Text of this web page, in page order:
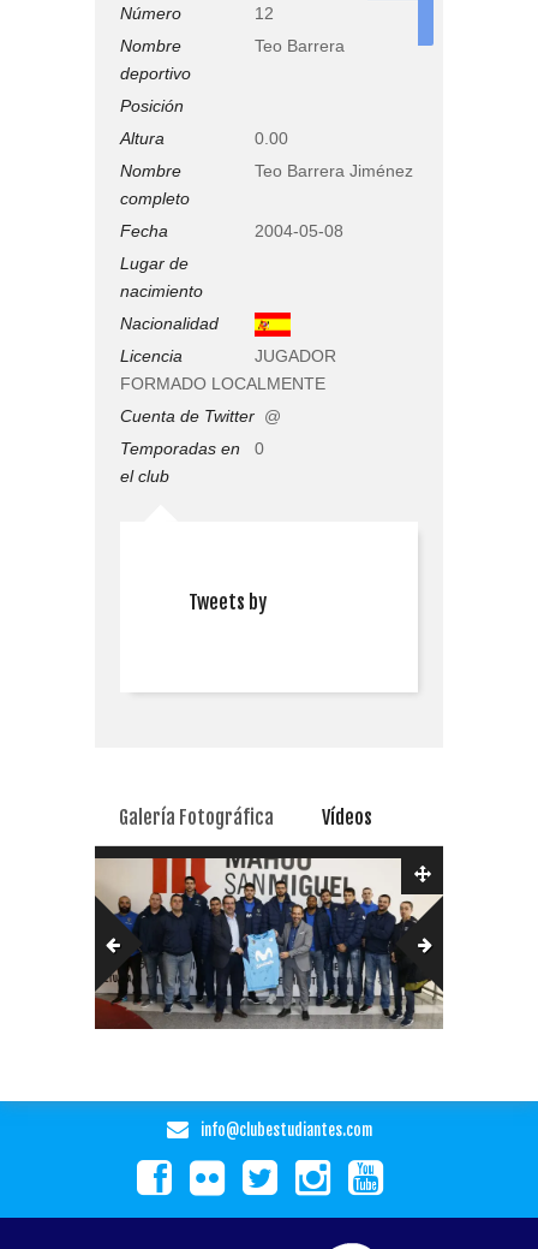
Número
12
Nombre
deportivo
Teo Barrera
Posición
Altura
0.00
Nombre
completo
Teo Barrera Jiménez
Fecha
2004-05-08
Lugar de
nacimiento
Nacionalidad
Licencia
JUGADOR
FORMADO LOCALMENTE
Cuenta de Twitter @
Temporadas en
el club
0
Tweets by
Galería Fotográfica Vídeos
info@clubestudiantes.com